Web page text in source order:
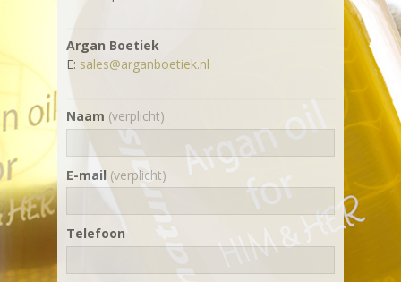
Argan Boetiek
E: sales@arganboetiek.nl
Naam (verplicht)
E-mail (verplicht)
Telefoon